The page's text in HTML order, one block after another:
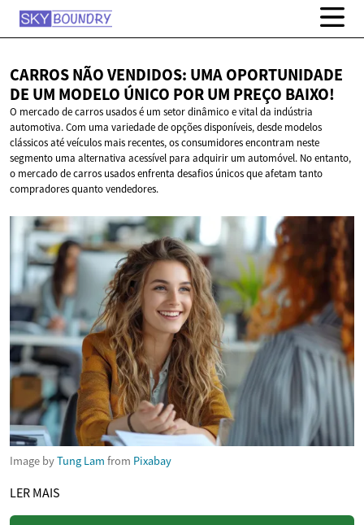
CARROS NÃO VENDIDOS: UMA OPORTUNIDADE
DE UM MODELO ÚNICO POR UM PREÇO BAIXO!
O mercado de carros usados é um setor dinâmico e vital da indústria
automotiva. Com uma variedade de opções disponíveis, desde modelos
clássicos até veículos mais recentes, os consumidores encontram neste
segmento uma alternativa acessível para adquirir um automóvel. No entanto,
o mercado de carros usados enfrenta desafios únicos que afetam tanto
compradores quanto vendedores.
Image byTung Lam from Pixabay
LER MAIS